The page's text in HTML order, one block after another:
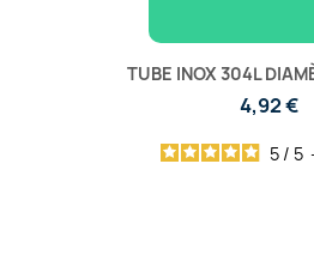
TUBE INOX 304L
4,92 €
5 / 5